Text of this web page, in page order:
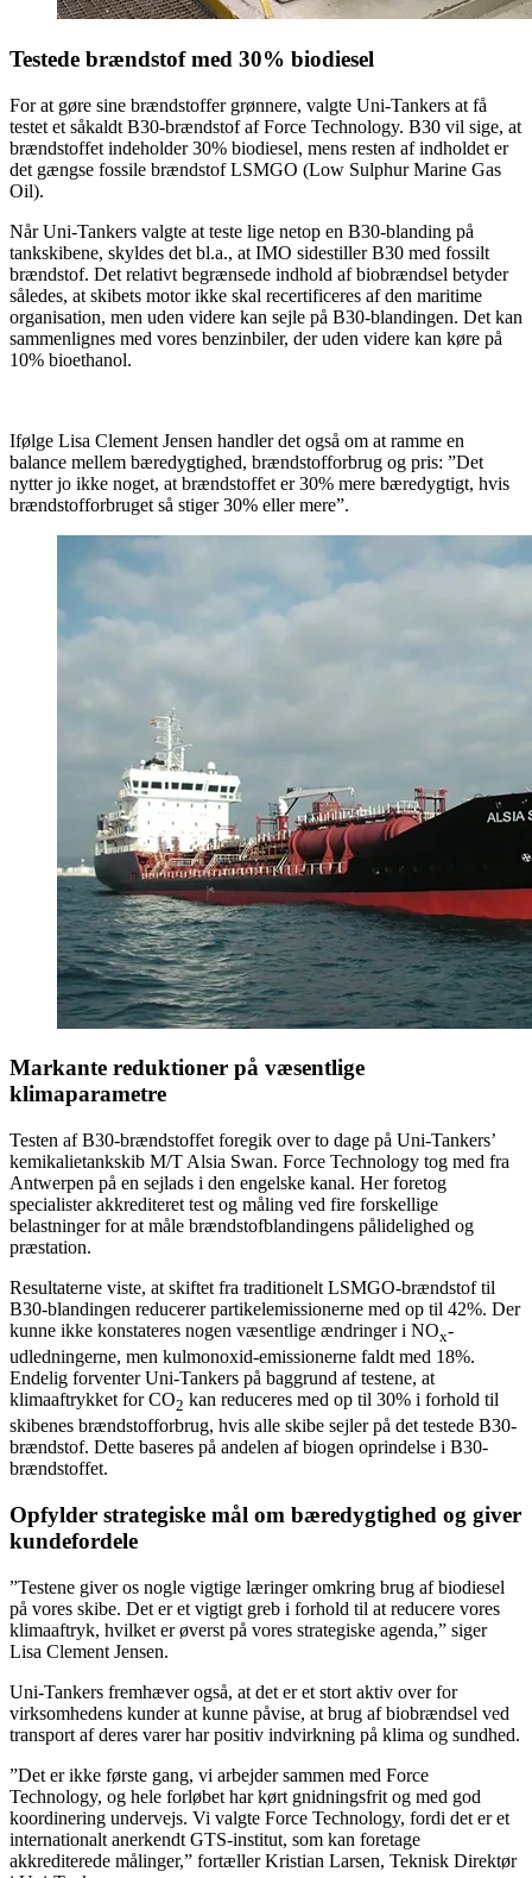
Testede brændstof med 30% biodiesel
For at gøre sine brændstoffer grønnere, valgte Uni-Tankers at få
testet et såkaldt B30-brændstof af Force Technology. B30 vil sige, at
brændstoffet indeholder 30% biodiesel, mens resten af indholdet er
det gængse fossile brændstof LSMGO (Low Sulphur Marine Gas
Oil).
Når Uni-Tankers valgte at teste lige netop en B30-blanding på
tankskibene, skyldes det bl.a., at IMO sidestiller B30 med fossilt
brændstof. Det relativt begrænsede indhold af biobrændsel betyder
således, at skibets motor ikke skal recertificeres af den maritime
organisation, men uden videre kan sejle på B30-blandingen. Det kan
sammenlignes med vores benzinbiler, der uden videre kan køre på
10% bioethanol.
Ifølge Lisa Clement Jensen handler det også om at ramme en
balance mellem bæredygtighed, brændstofforbrug og pris: ”Det
nytter jo ikke noget, at brændstoffet er 30% mere bæredygtigt, hvis
brændstofforbruget så stiger 30% eller mere”.
Markante reduktioner på væsentlige
klimaparametre
Testen af B30-brændstoffet foregik over to dage på Uni-Tankers’
kemikalietankskib M/T Alsia Swan. Force Technology tog med fra
Antwerpen på en sejlads i den engelske kanal. Her foretog
specialister akkrediteret test og måling ved fire forskellige
belastninger for at måle brændstofblandingens pålidelighed og
præstation.
Resultaterne viste, at skiftet fra traditionelt LSMGO-brændstof til
B30-blandingen reducerer partikelemissionerne med op til 42%. Der
kunne ikke konstateres nogen væsentlige ændringer i NOx-
udledningerne, men kulmonoxid-emissionerne faldt med 18%.
Endelig forventer Uni-Tankers på baggrund af testene, at
klimaaftrykket for CO2 kan reduceres med op til 30% i forhold til
skibenes brændstofforbrug, hvis alle skibe sejler på det testede B30-
brændstof. Dette baseres på andelen af biogen oprindelse i B30-
brændstoffet.
Opfylder strategiske mål om bæredygtighed og giver
kundefordele
”Testene giver os nogle vigtige læringer omkring brug af biodiesel
på vores skibe. Det er et vigtigt greb i forhold til at reducere vores
klimaaftryk, hvilket er øverst på vores strategiske agenda,” siger
Lisa Clement Jensen.
Uni-Tankers fremhæver også, at det er et stort aktiv over for
virksomhedens kunder at kunne påvise, at brug af biobrændsel ved
transport af deres varer har positiv indvirkning på klima og sundhed.
”Det er ikke første gang, vi arbejder sammen med Force
Technology, og hele forløbet har kørt gnidningsfrit og med god
koordinering undervejs. Vi valgte Force Technology, fordi det er et
internationalt anerkendt GTS-institut, som kan foretage
akkrediterede målinger,” fortæller Kristian Larsen, Teknisk Direktør